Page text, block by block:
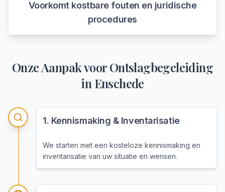
Voorkomt kostbare fouten en juridische
procedures
Onze Aanpak voorOntslagbegeleiding
in Enschede
1. Kennismaking & Inventarisatie
We starten met een kosteloze kennismaking en
inventarisatie van uw situatie en wensen.